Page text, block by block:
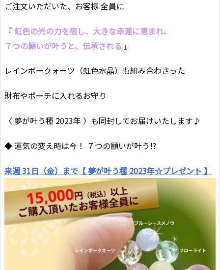
ご注文いただいた、お客様 全員に
『 虹色の光の力を宿し、大きな幸運に恵まれ、
７つの願いが叶うと、伝承される 』
レインボークォーツ（虹色水晶）も組み合わさった
財布やポーチに入れるお守り
〈 夢が叶う種 2023年 〉も同封してお届けいたします♪
◆ 運気の変え時は今！ ７つの願いが叶う!?
来週 31日（金）まで【 夢が叶う種 2023年☆プレゼント 】